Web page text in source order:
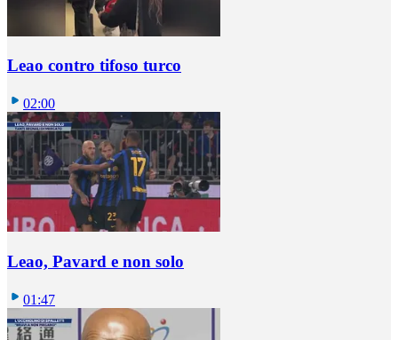
Leao contro tifoso turco
02:00
Leao, Pavard e non solo
01:47